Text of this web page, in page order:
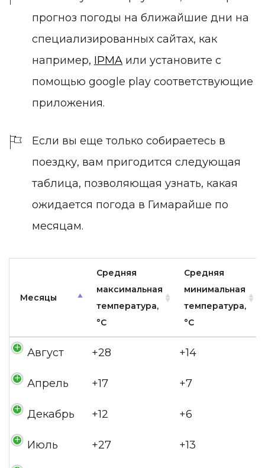
прогноз погоды на ближайшие дни на
специализированных сайтах, как
например, IPMA или установите с
помощью google play соответствующие
приложения.
Если вы еще только собираетесь в
поездку, вам пригодится следующая
таблица, позволяющая узнать, какая
ожидается погода в Гимарайше по
месяцам.
Месяцы
Средняя
максимальная
температура,
°C
Средняя
минимальная
температура,
°C
Август +28 +14
Апрель +17 +7
Декабрь +12 +6
Июль +27 +13